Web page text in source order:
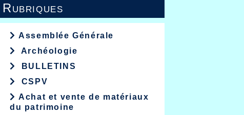
Rubriques
Assemblée Générale
Archéologie
BULLETINS
CSPV
Achat et vente de matériaux
du patrimoine